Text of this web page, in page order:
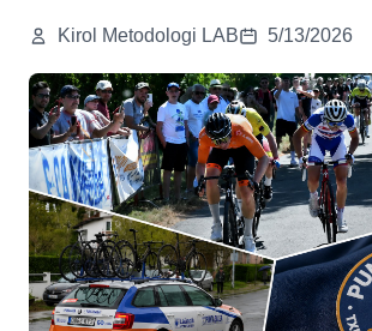
Kirol Metodologi LAB 5/13/2026